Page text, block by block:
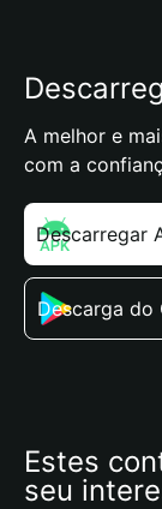
A melhor e
com a
Descarregar
Descarga do
Estes
seu